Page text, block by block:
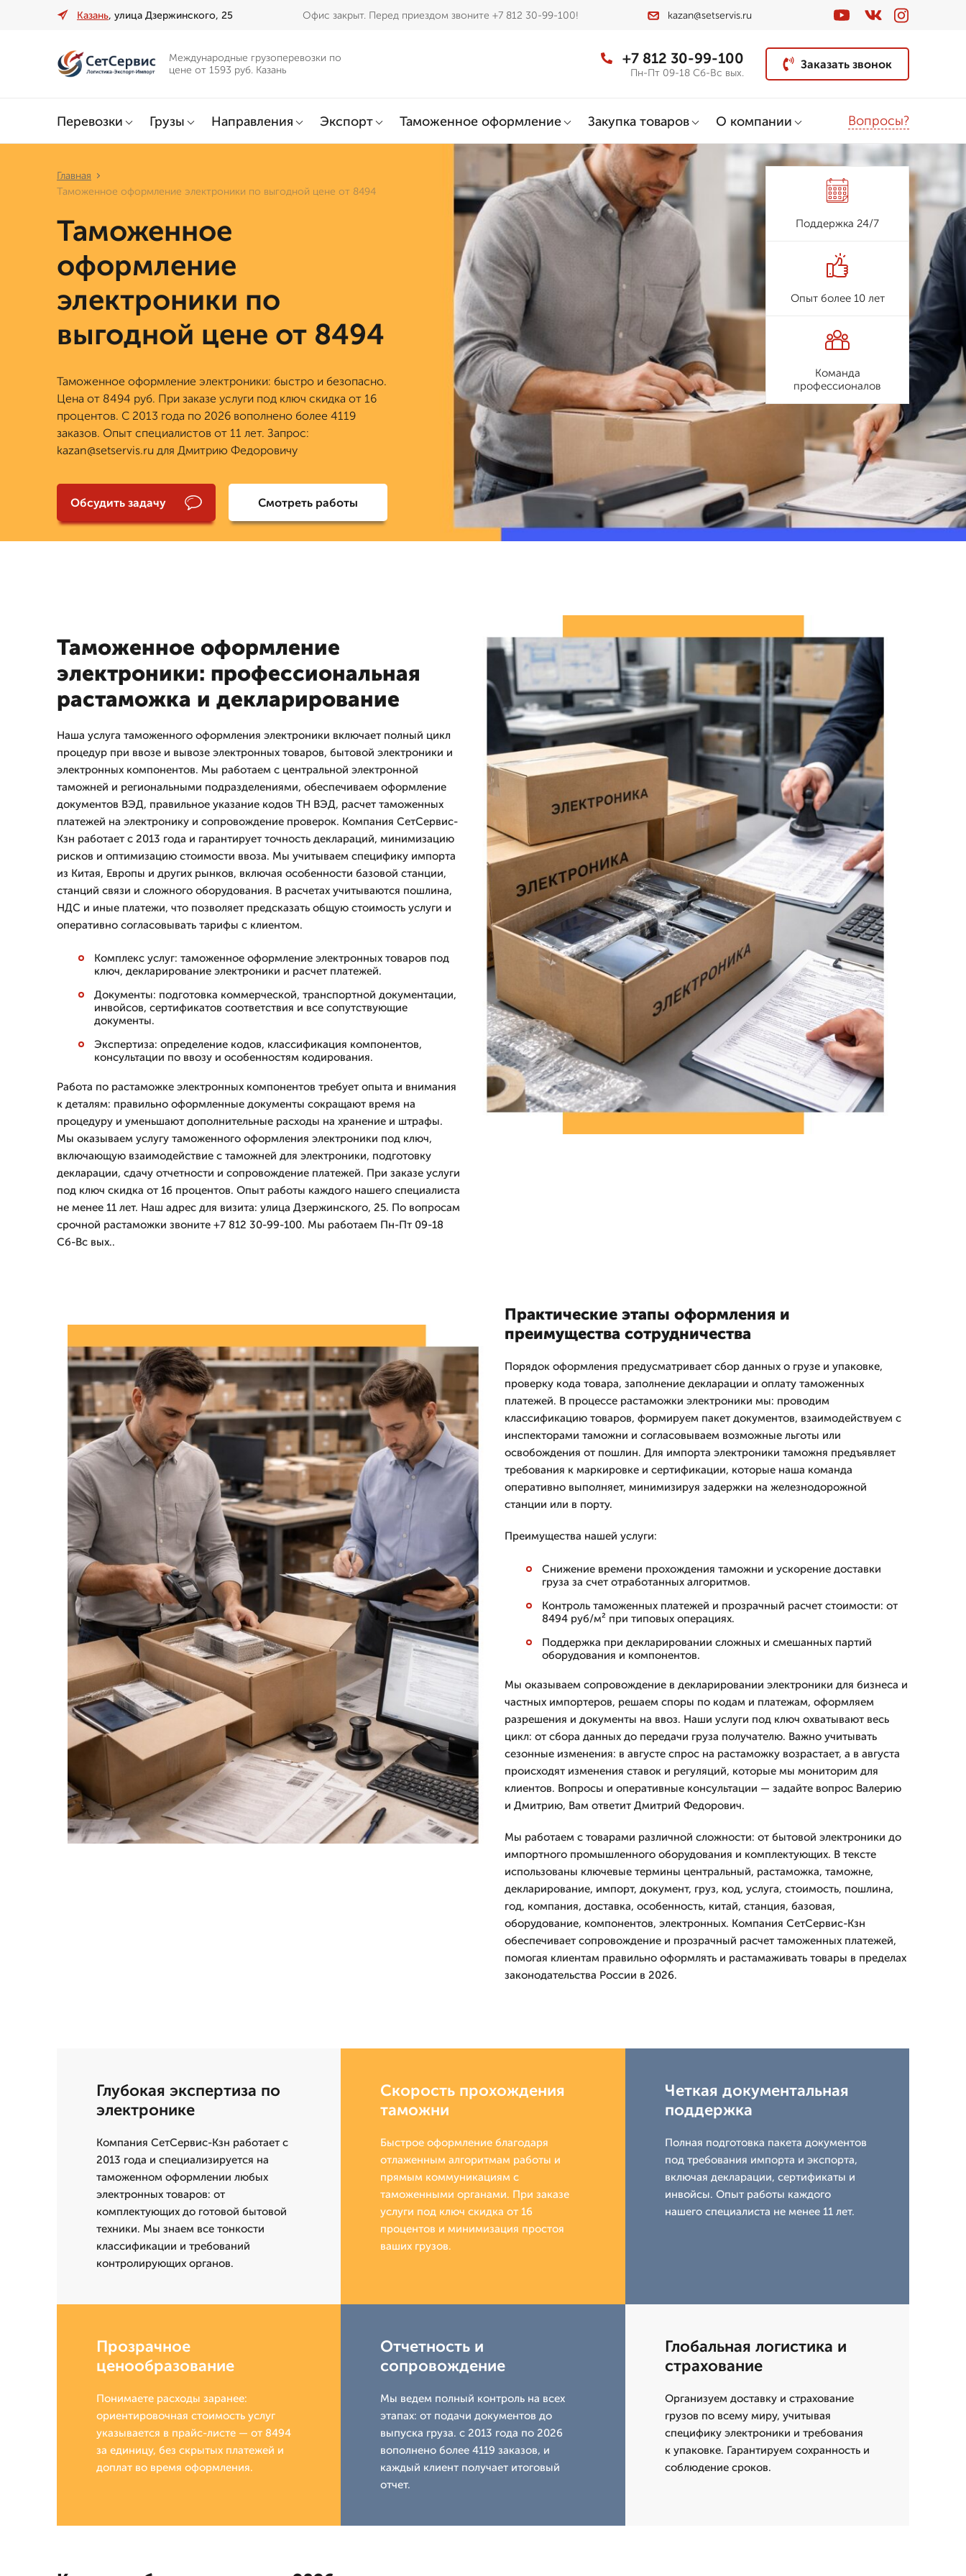
Казань, улица Дзержинского, 25 Офис закрыт. Перед приездом звоните +7 812 30-99-100! kazan@setservis.ru
Международные грузоперевозки по
цене от 1593 руб. Казань
+7 812 30-99-100
Пн-Пт 09-18 Сб-Вс вых.
Заказать звонок
Перевозки Грузы Направления Экспорт Таможенное оформление Закупка товаров О компании Вопросы?
Главная
Таможенное оформление электроники по выгодной цене от 8494
Таможенное
оформление
электроники по
выгодной цене от 8494
Таможенное оформление электроники: быстро и безопасно.
Цена от 8494 руб. При заказе услуги под ключ скидка от 16
процентов. С 2013 года по 2026 вополнено более 4119
заказов. Опыт специалистов от 11 лет. Запрос:
kazan@setservis.ru для Дмитрию Федоровичу
Обсудить задачу Смотреть работы
Поддержка 24/7
Опыт более 10 лет
Команда
профессионалов
Таможенное оформление
электроники: профессиональная
растаможка и декларирование
Наша услуга таможенного оформления электроники включает полный цикл
процедур при ввозе и вывозе электронных товаров, бытовой электроники и
электронных компонентов. Мы работаем с центральной электронной
таможней и региональными подразделениями, обеспечиваем оформление
документов ВЭД, правильное указание кодов ТН ВЭД, расчет таможенных
платежей на электронику и сопровождение проверок. Компания СетСервис-
Кзн работает с 2013 года и гарантирует точность деклараций, минимизацию
рисков и оптимизацию стоимости ввоза. Мы учитываем специфику импорта
из Китая, Европы и других рынков, включая особенности базовой станции,
станций связи и сложного оборудования. В расчетах учитываются пошлина,
НДС и иные платежи, что позволяет предсказать общую стоимость услуги и
оперативно согласовывать тарифы с клиентом.
Комплекс услуг: таможенное оформление электронных товаров под
ключ, декларирование электроники и расчет платежей.
Документы: подготовка коммерческой, транспортной документации,
инвойсов, сертификатов соответствия и все сопутствующие
документы.
Экспертиза: определение кодов, классификация компонентов,
консультации по ввозу и особенностям кодирования.
Работа по растаможке электронных компонентов требует опыта и внимания
к деталям: правильно оформленные документы сокращают время на
процедуру и уменьшают дополнительные расходы на хранение и штрафы.
Мы оказываем услугу таможенного оформления электроники под ключ,
включающую взаимодействие с таможней для электроники, подготовку
декларации, сдачу отчетности и сопровождение платежей. При заказе услуги
под ключ скидка от 16 процентов. Опыт работы каждого нашего специалиста
не менее 11 лет. Наш адрес для визита: улица Дзержинского, 25. По вопросам
срочной растаможки звоните +7 812 30-99-100. Мы работаем Пн-Пт 09-18
Сб-Вс вых..
Практические этапы оформления и
преимущества сотрудничества
Порядок оформления предусматривает сбор данных о грузе и упаковке,
проверку кода товара, заполнение декларации и оплату таможенных
платежей. В процессе растаможки электроники мы: проводим
классификацию товаров, формируем пакет документов, взаимодействуем с
инспекторами таможни и согласовываем возможные льготы или
освобождения от пошлин. Для импорта электроники таможня предъявляет
требования к маркировке и сертификации, которые наша команда
оперативно выполняет, минимизируя задержки на железнодорожной
станции или в порту.
Преимущества нашей услуги:
Снижение времени прохождения таможни и ускорение доставки
груза за счет отработанных алгоритмов.
Контроль таможенных платежей и прозрачный расчет стоимости: от
8494 руб/м² при типовых операциях.
Поддержка при декларировании сложных и смешанных партий
оборудования и компонентов.
Мы оказываем сопровождение в декларировании электроники для бизнеса и
частных импортеров, решаем споры по кодам и платежам, оформляем
разрешения и документы на ввоз. Наши услуги под ключ охватывают весь
цикл: от сбора данных до передачи груза получателю. Важно учитывать
сезонные изменения: в августе спрос на растаможку возрастает, а в августа
происходят изменения ставок и регуляций, которые мы мониторим для
клиентов. Вопросы и оперативные консультации — задайте вопрос Валерию
и Дмитрию, Вам ответит Дмитpий Федорович.
Мы работаем с товарами различной сложности: от бытовой электроники до
импортного промышленного оборудования и комплектующих. В тексте
использованы ключевые термины центральный, растаможка, таможне,
декларирование, импорт, документ, груз, код, услуга, стоимость, пошлина,
год, компания, доставка, особенность, китай, станция, базовая,
оборудование, компонентов, электронных. Компания СетСервис-Кзн
обеспечивает сопровождение и прозрачный расчет таможенных платежей,
помогая клиентам правильно оформлять и растамаживать товары в пределах
законодательства России в 2026.
Глубокая экспертиза по
электронике
Компания СетСервис-Кзн работает с
2013 года и специализируется на
таможенном оформлении любых
электронных товаров: от
комплектующих до готовой бытовой
техники. Мы знаем все тонкости
классификации и требований
контролирующих органов.
Скорость прохождения
таможни
Быстрое оформление благодаря
отлаженным алгоритмам работы и
прямым коммуникациям с
таможенными органами. При заказе
услуги под ключ скидка от 16
процентов и минимизация простоя
ваших грузов.
Четкая документальная
поддержка
Полная подготовка пакета документов
под требования импорта и экспорта,
включая декларации, сертификаты и
инвойсы. Опыт работы каждого
нашего специалиста не менее 11 лет.
Прозрачное
ценообразование
Понимаете расходы заранее:
ориентировочная стоимость услуг
указывается в прайс-листе — от 8494
за единицу, без скрытых платежей и
доплат во время оформления.
Отчетность и
сопровождение
Мы ведем полный контроль на всех
этапах: от подачи документов до
выпуска груза. с 2013 года по 2026
вополнено более 4119 заказов, и
каждый клиент получает итоговый
отчет.
Глобальная логистика и
страхование
Организуем доставку и страхование
грузов по всему миру, учитывая
специфику электроники и требования
к упаковке. Гарантируем сохранность и
соблюдение сроков.